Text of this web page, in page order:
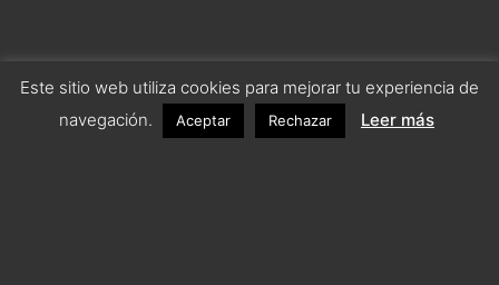
Este sitio web utiliza cookies para mejorar tu experiencia de
navegación.
Aceptar Rechazar Leer más